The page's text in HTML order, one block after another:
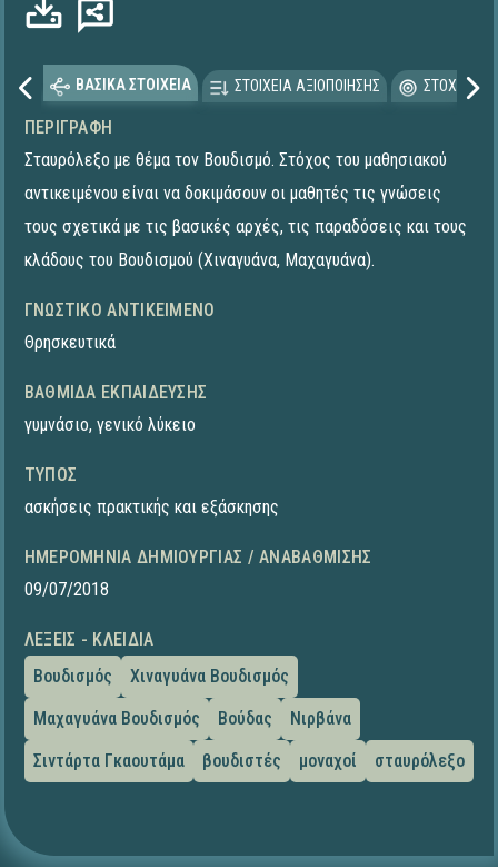
ΒΑΣΙΚΑ ΣΤΟΙΧΕΙΑ ΣΤΟΙΧΕΙΑ ΑΞΙΟΠΟΙΗΣΗΣ
ΠΕΡΙΓΡΑΦΉ
Σταυρόλεξο με θέμα τον Βουδισμό. Στόχος του μαθησιακού
αντικειμένου είναι να δοκιμάσουν οι μαθητές τις γνώσεις
τους σχετικά με τις βασικές αρχές, τις παραδόσεις και τους
κλάδους του Βουδισμού (Χιναγυάνα, Μαχαγυάνα).
ΓΝΩΣΤΙΚΌ ΑΝΤΙΚΕΊΜΕΝΟ
Θρησκευτικά
ΒΑΘΜΊΔΑ ΕΚΠΑΊΔΕΥΣΗΣ
γυμνάσιο, γενικό λύκειο
ΤΎΠΟΣ
ασκήσεις πρακτικής και εξάσκησης
ΗΜΕΡΟΜΗΝΊΑ ΔΗΜΙΟΥΡΓΊΑΣ / ΑΝΑΒΆΘΜΙΣΗΣ
09/07/2018
ΛΈΞΕΙΣ - ΚΛΕΙΔΙΆ
Βουδισμός
Χιναγυάνα Βουδισμός
Μαχαγυάνα Βουδισμός
Βούδας
Νιρβάνα
Σιντάρτα Γκαουτάμα
βουδιστές μοναχοί σταυρόλεξο